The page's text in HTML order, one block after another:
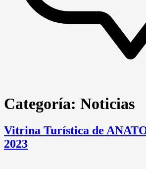
Categoría: Noticias
Vitrina Turística de
2023